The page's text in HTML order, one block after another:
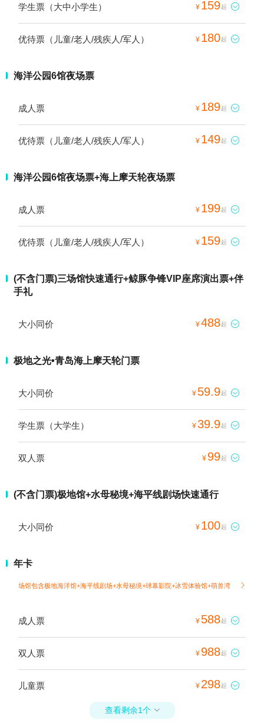
学生票（大中小学生） ¥ 159起 
优待票（儿童/老人/残疾人/军人） ¥ 180起 
海洋公园6馆夜场票
成人票 ¥ 189起 
优待票（儿童/老人/残疾人/军人） ¥ 149起 
海洋公园6馆夜场票+海上摩天轮夜场票
成人票 ¥ 199起 
优待票（儿童/老人/残疾人/军人） ¥ 159起 
(不含门票)三场馆快速通行+鲸豚争锋VIP座席演出票+伴
手礼
大小同价 ¥488起 
极地之光•青岛海上摩天轮门票
大小同价 ¥ 59.9起 
学生票（大学生） ¥39.9起 
双人票 ¥ 99起 
(不含门票)极地馆+水母秘境+海平线剧场快速通行
大小同价 ¥ 100起 
年卡
场馆包含极地海洋馆+海平线剧场+水母秘境+球幕影院+冰雪体验馆+萌兽湾 
成人票 ¥ 588起 
双人票 ¥ 988起 
儿童票 ¥ 298起 
查看剩余1个 